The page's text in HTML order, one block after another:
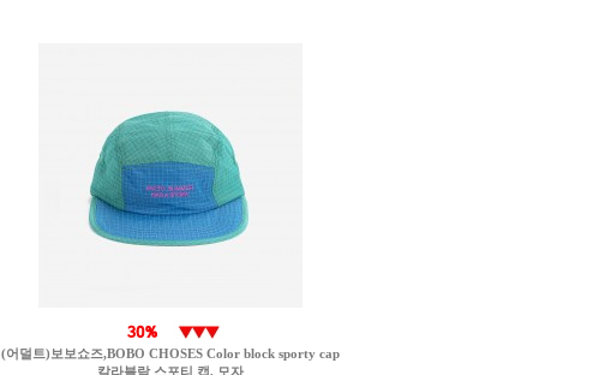
(어덜트)보보쇼즈,BOBO CHOSES Color block sporty cap
칼라블락 스포티 캡, 모자